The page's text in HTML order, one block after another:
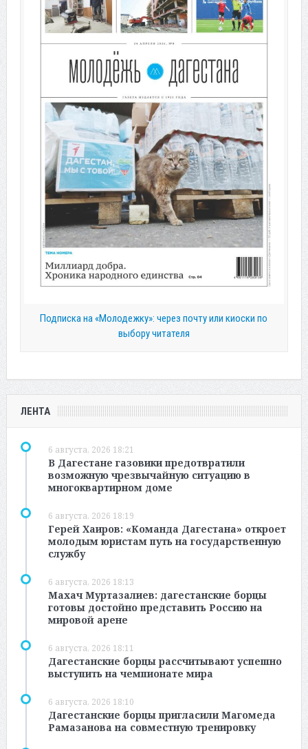
Подписка на «Молодежку»: через почту или киоски по
выбору читателя
ЛЕНТА
6 августа, 2026 18:21
В Дагестане газовики предотвратили
возможную чрезвычайную ситуацию в
многоквартирном доме
6 августа, 2026 18:19
Герей Хаиров: «Команда Дагестана» откроет
молодым юристам путь на государственную
службу
6 августа, 2026 18:13
Махач Муртазалиев: дагестанские борцы
готовы достойно представить Россию на
мировой арене
6 августа, 2026 18:11
Дагестанские борцы рассчитывают успешно
выступить на чемпионате мира
6 августа, 2026 18:10
Дагестанские борцы пригласили Магомеда
Рамазанова на совместную тренировку